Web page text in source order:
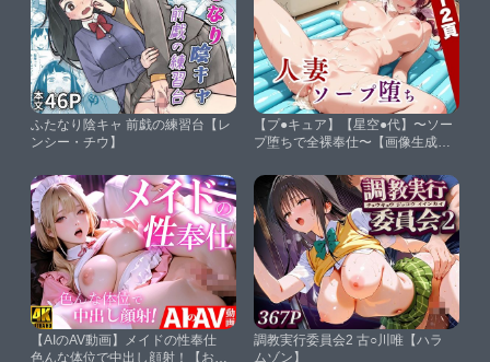
ふたなり陰キャ 前戯の練習台【レ
ンシー・チウ】
【プ●キュア】【星空●代】〜ソー
プ堕ちで全裸奉仕〜【画像生成マ
【AIのAV動画】メイドの性奉仕
色んな体位で中出し顔射！【おく
調教実行委員会2 古○川唯【ハラ
ムゾン】